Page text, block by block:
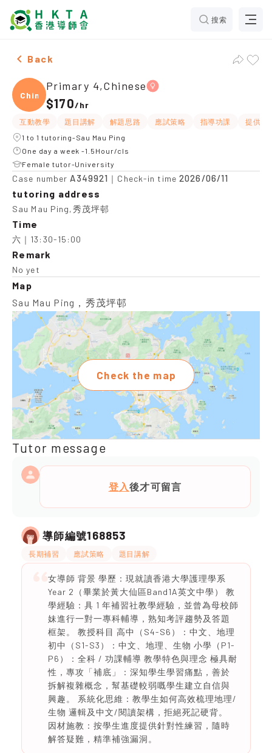
搜索
Female Primary 4,Chinese，Sau Mau Ping Tuition
Back
Chine
Primary 4,Chinese
$170/hr
互動教學 題目講解 解題思路 應試策略 指導功課
提供練
1 to 1 tutoring-Sau Mau Ping
One day a week -1.5Hour/cls
Female tutor-University
Case number A349921 ｜Check-in time2026/06/11
tutoring address
Sau Mau Ping,秀茂坪邨
Time
六｜13:30-15:00
Remark
No yet
Map
Sau Mau Ping，秀茂坪邨
Check the map
Tutor message
登入後才可留言
導師編號168853
長期補習 應試策略 題目講解
女導師 背景 學歷：現就讀香港大學護理學系
Year 2（畢業於黃大仙區Band1A英文中學） 教
學經驗：具 1 年補習社教學經驗，並曾為母校師
妹進行一對一專科輔導，熟知考評趨勢及答題
框架。 教授科目 高中（S4-S6）：中文、地理
初中（S1-S3）：中文、地理、生物 小學（P1-
P6）：全科 / 功課輔導 教學特色與理念 極具耐
性，專攻「補底」：深知學生學習痛點，善於
拆解複雜概念，幫基礎較弱嘅學生建立自信與
興趣。 系統化思維：教學生如何高效梳理地理/
生物 邏輯及中文/閱讀架構，拒絕死記硬背。
因材施教：按學生進度提供針對性練習，隨時
解答疑難，精準補強漏洞。